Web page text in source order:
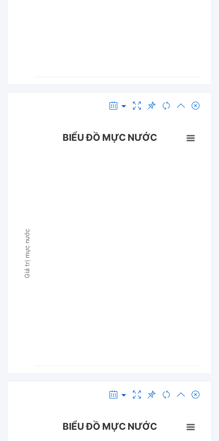
Giá trị mực nước
BIỂU ĐỒ MỰC NƯỚC
BIỂU ĐỒ MỰC NƯỚC